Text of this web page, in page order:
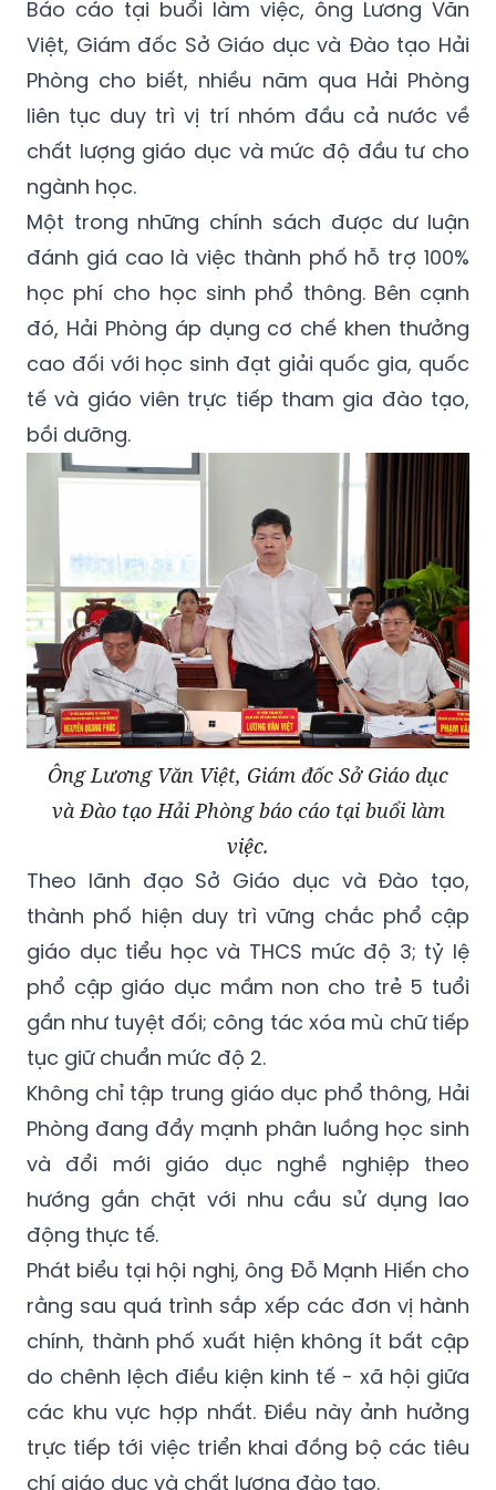
Báo cáo tại buổi làm việc, ông Lương Văn
Việt, Giám đốc Sở Giáo dục và Đào tạo Hải
Phòng cho biết, nhiều năm qua Hải Phòng
liên tục duy trì vị trí nhóm đầu cả nước về
chất lượng giáo dục và mức độ đầu tư cho
ngành học.
Một trong những chính sách được dư luận
đánh giá cao là việc thành phố hỗ trợ 100%
học phí cho học sinh phổ thông. Bên cạnh
đó, Hải Phòng áp dụng cơ chế khen thưởng
cao đối với học sinh đạt giải quốc gia, quốc
tế và giáo viên trực tiếp tham gia đào tạo,
bồi dưỡng.
Ông Lương Văn Việt, Giám đốc Sở Giáo dục
và Đào tạo Hải Phòng báo cáo tại buổi làm
việc.
Theo lãnh đạo Sở Giáo dục và Đào tạo,
thành phố hiện duy trì vững chắc phổ cập
giáo dục tiểu học và THCS mức độ 3; tỷ lệ
phổ cập giáo dục mầm non cho trẻ 5 tuổi
gần như tuyệt đối; công tác xóa mù chữ tiếp
tục giữ chuẩn mức độ 2.
Không chỉ tập trung giáo dục phổ thông, Hải
Phòng đang đẩy mạnh phân luồng học sinh
và đổi mới giáo dục nghề nghiệp theo
hướng gắn chặt với nhu cầu sử dụng lao
động thực tế.
Phát biểu tại hội nghị, ông Đỗ Mạnh Hiến cho
rằng sau quá trình sắp xếp các đơn vị hành
chính, thành phố xuất hiện không ít bất cập
do chênh lệch điều kiện kinh tế - xã hội giữa
các khu vực hợp nhất. Điều này ảnh hưởng
trực tiếp tới việc triển khai đồng bộ các tiêu
chí giáo dục và chất lượng đào tạo.